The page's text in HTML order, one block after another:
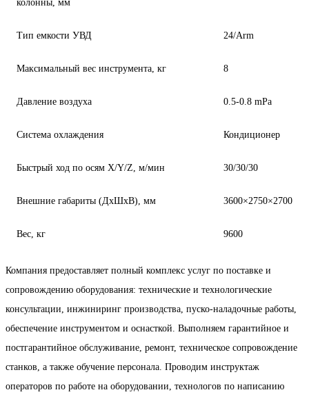
колонны, мм
Тип емкости УВД 24/Arm
Максимальный вес инструмента, кг 8
Давление воздуха 0.5-0.8 mPa
Система охлаждения Кондиционер
Быстрый ход по осям X/Y/Z, м/мин 30/30/30
Внешние габариты (ДxШxВ), мм 3600×2750×2700
Вес, кг 9600
Компания предоставляет полный комплекс услуг по поставке и
сопровождению оборудования: технические и технологические
консультации, инжиниринг производства, пуско-наладочные работы,
обеспечение инструментом и оснасткой. Выполняем гарантийное и
постгарантийное обслуживание, ремонт, техническое сопровождение
станков, а также обучение персонала. Проводим инструктаж
операторов по работе на оборудовании, технологов по написанию